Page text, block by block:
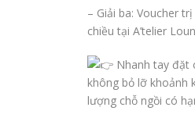
– Giải ba: Voucher
chiều tại A’telier
Nhanh tay đặt
không bỏ lỡ khoảnh
lượng chỗ ngồi có